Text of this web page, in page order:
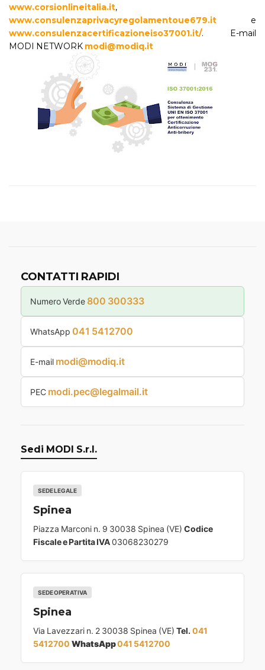
www.corsionlineitalia.it,
www.consulenzaprivacyregolamentoue679.it e
www.consulenzacertificazioneiso37001.it/. E-mail
MODI NETWORK modi@modiq.it
CONTATTI RAPIDI
Numero Verde 800 300333
WhatsApp 041 5412700
E-mail modi@modiq.it
PEC modi.pec@legalmail.it
Sedi MODI S.r.l.
SEDE LEGALE
Spinea
Piazza Marconi n. 9 30038 Spinea (VE) Codice
Fiscale e Partita IVA03068230279
SEDE OPERATIVA
Spinea
Via Lavezzari n. 2 30038 Spinea (VE) Tel. 041
5412700 WhatsApp041 5412700